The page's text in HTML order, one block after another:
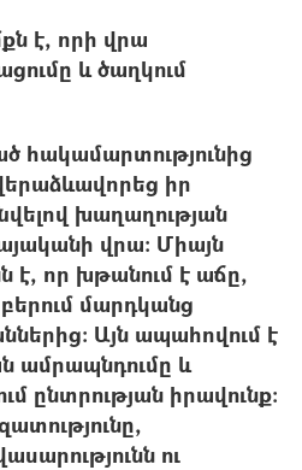
է, որի վրա
և ծաղկում
հակամարտությունից
իր
խաղաղության
վրա։ Միայն
է, որ խթանում է աճը,
մարդկանց
Այն ապահովում է
ամրապնդումը և
ընտրության իրավունք։
ու